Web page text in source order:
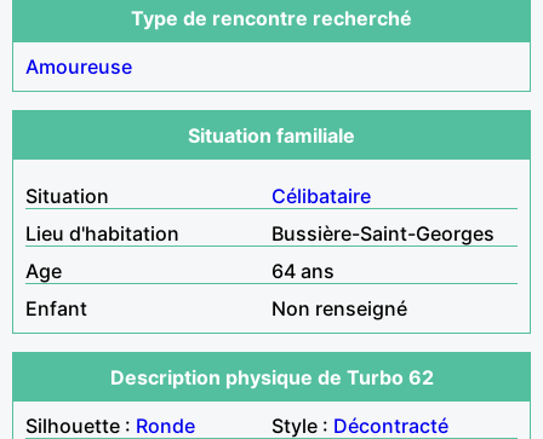
Type de rencontre recherché
Amoureuse
Situation familiale
Situation
Célibataire
Lieu d'habitation
Bussière-Saint-Georges
Age
64 ans
Enfant
Non renseigné
Description physique de Turbo 62
Silhouette : Ronde Style : Décontracté